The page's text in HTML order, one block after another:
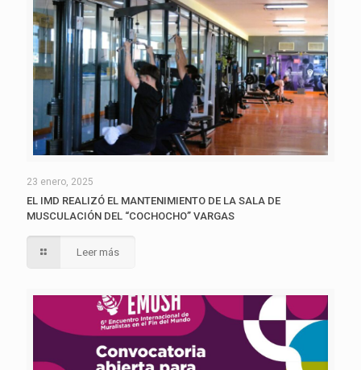
23 enero, 2025
EL IMD REALIZÓ EL MANTENIMIENTO DE LA SALA DE
MUSCULACIÓN DEL “COCHOCHO” VARGAS
Leer más